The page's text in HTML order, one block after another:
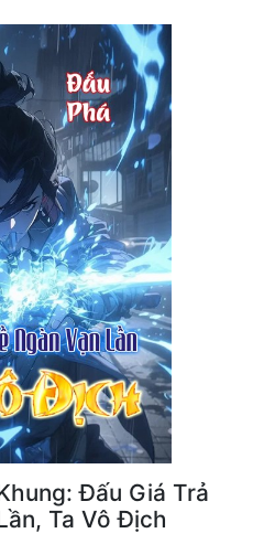
Đấu Giá Trả
Ta Vô Địch